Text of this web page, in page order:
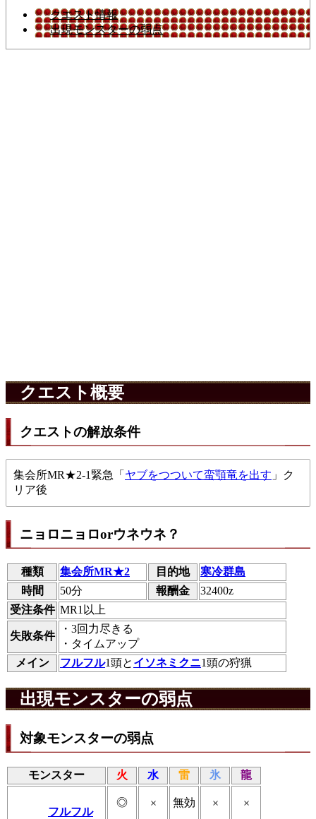
クエスト情報
出現モンスターの弱点
クエスト概要
クエストの解放条件
集会所MR★2-1緊急「 ヤブをつついて蛮顎竜を出す 」ク
リア後
ニョロニョロorウネウネ？
種類 集会所MR★2 目的地
寒冷群島
時間
50分 報酬金
32400z
受注条件 MR1以上
失敗条件
・3回力尽きる
・タイムアップ
メイン
フルフル1頭と イソネミクニ1頭の狩猟
出現モンスターの弱点
対象モンスターの弱点
モンスター 火 水 雷 氷 龍
フルフル
◎ × 無効 × ×